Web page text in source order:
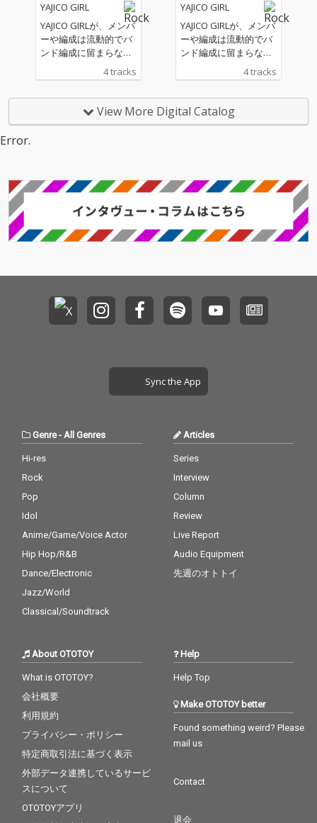
のデモ自体は昨年、休
養していた四方の復活
ライブ前に作られてい
たものだが、活動終了
に改めて5人の手によ
ンで構築され、完成へ
と導かれた。結成初期
ウンドアプローチが随
る。原点回帰でありな
も織り交ぜたアレンジ
している。
のデモ自体は昨年、休
養していた四方の復活
ライブ前に作られてい
たものだが、活動終了
に改めて5人の手によ
ンで構築され、完成へ
と導かれた。結成初期
ウンドアプローチが随
る。原点回帰でありな
も織り交ぜたアレンジ
している。
YAJICO GIRL
YAJICO GIRLが、メンバ
ーや編成は流動的でバ
ンド編成に留まらない
音楽体験を提供し、新
たな表現を目指すこと
プロジェクト『YJC LA
B.』(ワイジェーシー ラ
ロジェクトで、既存楽
挑戦し、新たな音楽表
現を追求するプロジェ
クト。 今作は、「街の
全編にフロアを踊らせ
るムードが漂っていな
がら、歌もの楽曲の良
4 tracks
YAJICO GIRL
YAJICO GIRLが、メンバ
ーや編成は流動的でバ
ンド編成に留まらない
音楽体験を提供し、新
たな表現を目指すこと
プロジェクト『YJC LA
B.』(ワイジェーシー ラ
ロジェクトで、既存楽
挑戦し、新たな音楽表
現を追求するプロジェ
クト。 今作は、「街の
全編にフロアを踊らせ
るムードが漂っていな
がら、歌もの楽曲の良
せ、既存曲に新たな魅
力を纏わせた内容にな
4 tracks
View More Digital Catalog
Error.
Sync the App
Genre- All Genres
Hi-res
Rock
Pop
Idol
Anime/Game/Voice Actor
Hip Hop/R&B
Dance/Electronic
Jazz/World
Classical/Soundtrack
Articles
Series
Interview
Column
Review
Live Report
Audio Equipment
先週のオトトイ
About OTOTOY
What is OTOTOY?
会社概要
利用規約
プライバシー・ポリシー
特定商取引法に基づく表示
外部データ連携しているサービ
スについて
OTOTOYアプリ
Help
Help Top
Make OTOTOY better
Found something weird? Please
mail us
Contact
退会